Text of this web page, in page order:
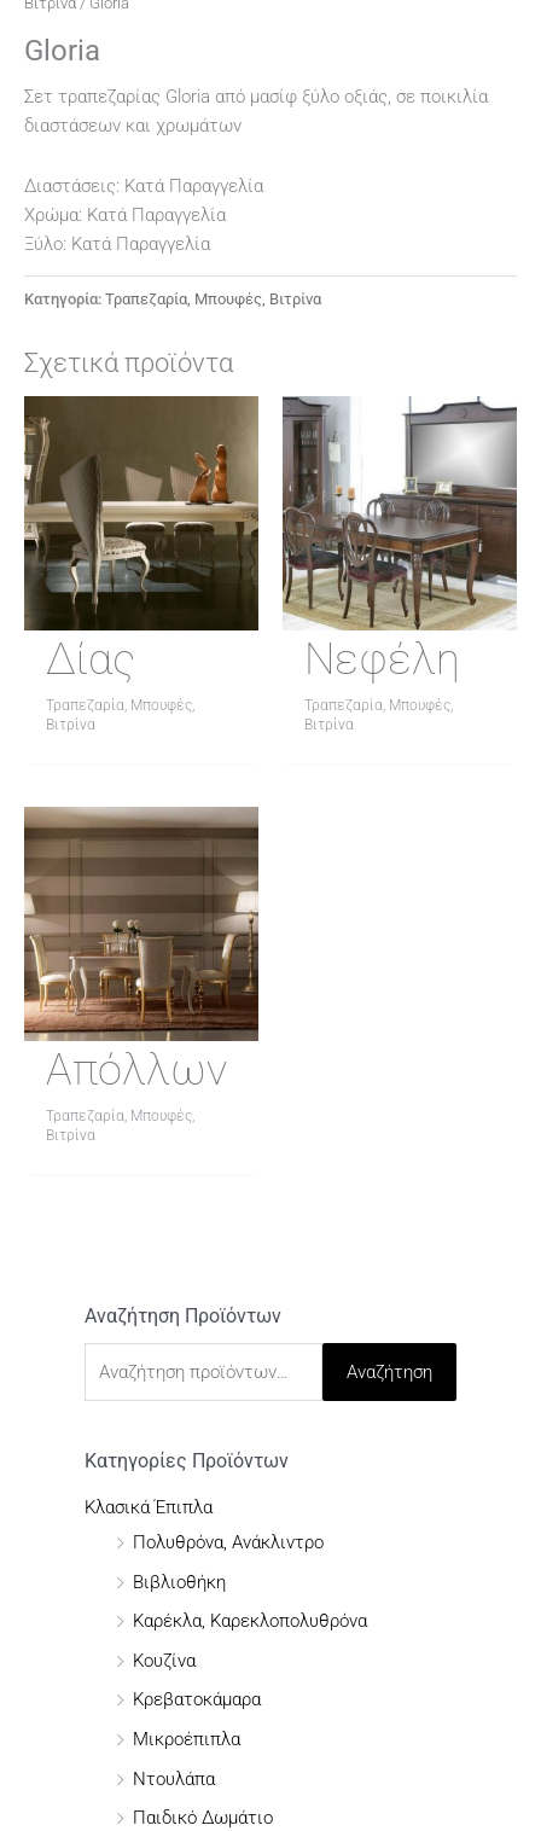
Gloria
Σετ τραπεζαρίας Gloria από μασίφ ξύλο οξιάς, σε ποικιλία
διαστάσεων και χρωμάτων
Διαστάσεις: Κατά Παραγγελία
Χρώμα: Κατά Παραγγελία
Ξύλο: Κατά Παραγγελία
Κατηγορία: Τραπεζαρία, Μπουφές, Βιτρίνα
Σχετικά προϊόντα
Δίας
Τραπεζαρία, Μπουφές,
Βιτρίνα
Νεφέλη
Τραπεζαρία, Μπουφές,
Βιτρίνα
Απόλλων
Τραπεζαρία, Μπουφές,
Βιτρίνα
Αναζήτηση Προϊόντων
Α
ή
τ
Αναζήτηση
Κατηγορίες Προϊόντων
Κλασικά Έπιπλα
Πολυθρόνα, Ανάκλιντρο
Βιβλιοθήκη
Καρέκλα, Καρεκλοπολυθρόνα
Κουζίνα
Κρεβατοκάμαρα
Μικροέπιπλα
Ντουλάπα
Παιδικό Δωμάτιο